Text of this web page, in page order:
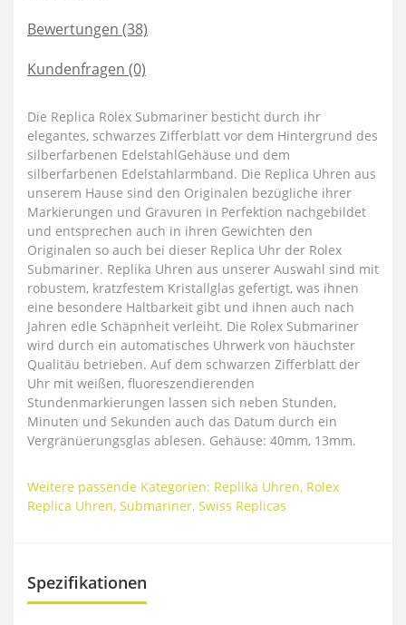
Bewertungen (38)
Kundenfragen (0)
Die Replica Rolex Submariner besticht durch ihr
elegantes, schwarzes Zifferblatt vor dem Hintergrund des
silberfarbenen EdelstahlGehäuse und dem
silberfarbenen Edelstahlarmband. Die Replica Uhren aus
unserem Hause sind den Originalen bezügliche ihrer
Markierungen und Gravuren in Perfektion nachgebildet
und entsprechen auch in ihren Gewichten den
Originalen so auch bei dieser Replica Uhr der Rolex
Submariner. Replika Uhren aus unserer Auswahl sind mit
robustem, kratzfestem Kristallglas gefertigt, was ihnen
eine besondere Haltbarkeit gibt und ihnen auch nach
Jahren edle Schäpnheit verleiht. Die Rolex Submariner
wird durch ein automatisches Uhrwerk von häuchster
Qualitäu betrieben. Auf dem schwarzen Zifferblatt der
Uhr mit weißen, fluoreszendierenden
Stundenmarkierungen lassen sich neben Stunden,
Minuten und Sekunden auch das Datum durch ein
Vergränüerungsglas ablesen. Gehäuse: 40mm, 13mm.
Weitere passende Kategorien: Replika Uhren, Rolex
Replica Uhren, Submariner, Swiss Replicas
Spezifikationen